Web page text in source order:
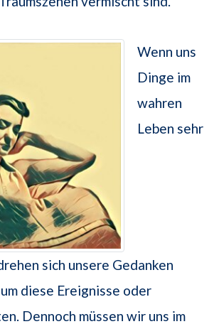
Wenn uns
Dinge im
wahren
Leben sehr
sich unsere Gedanken
diese Ereignisse oder
Dennoch müssen wir uns im